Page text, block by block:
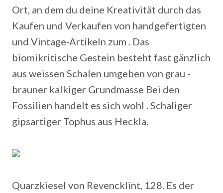
Ort, an dem du deine Kreativität durch das
Kaufen und Verkaufen von handgefertigten
und Vintage-Artikeln zum . Das
biomikritische Gestein besteht fast gänzlich
aus weissen Schalen umgeben von grau -
brauner kalkiger Grundmasse Bei den
Fossilien handelt es sich wohl . Schaliger
gipsartiger Tophus aus Heckla.
Quarzkiesel von Revencklint, 128. Es der